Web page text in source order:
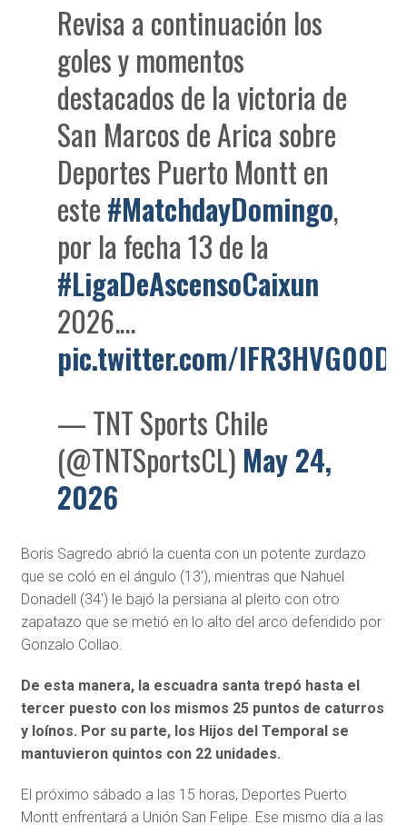
Revisa a continuación los
goles y momentos
destacados de la victoria de
San Marcos de Arica sobre
Deportes Puerto Montt en
este#MatchdayDomingo,
por la fecha 13 de la
#LigaDeAscensoCaixun
2026.…
pic.twitter.com/IFR3HVG00D
— TNT Sports Chile
(@TNTSportsCL) May 24,
2026
Boris Sagredo abrió la cuenta con un potente zurdazo
que se coló en el ángulo (13′), mientras que Nahuel
Donadell (34′) le bajó la persiana al pleito con otro
zapatazo que se metió en lo alto del arco defendido por
Gonzalo Collao.
De esta manera, la escuadra santa trepó hasta el
tercer puesto con los mismos 25 puntos de caturros
y loínos. Por su parte, los Hijos del Temporal se
mantuvieron quintos con 22 unidades.
El próximo sábado a las 15 horas, Deportes Puerto
Montt enfrentará a Unión San Felipe. Ese mismo día a las